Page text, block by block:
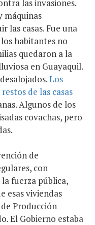
las invasiones.
máquinas
las casas. Fue una
habitantes no
quedaron a la
en Guayaquil.
Los
de las casas
Algunos de los
covachas, pero
de
con
fuerza pública,
esas viviendas
Producción
El Gobierno estaba